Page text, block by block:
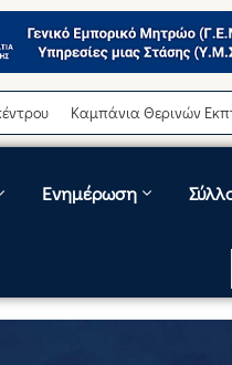
Καμπάνια Θερινών Εκπτώσεων
Ενημέρωση